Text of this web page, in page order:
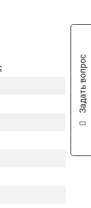
Задать вопрос